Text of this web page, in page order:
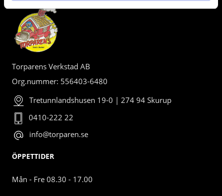
Torparens Verkstad AB
Org.nummer: 556403-6480
Tretunnlandshusen 19-0 | 274 94 Skurup
0410-222 22
info@torparen.se
ÖPPETTIDER
Mån - Fre 08.30 - 17.00